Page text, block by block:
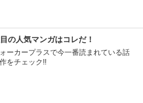
の人気マンガはコレだ！
ーカープラスで今一番読まれている話
をチェック!!